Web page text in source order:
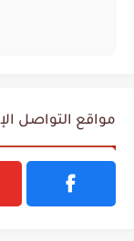
مواقع التواصل